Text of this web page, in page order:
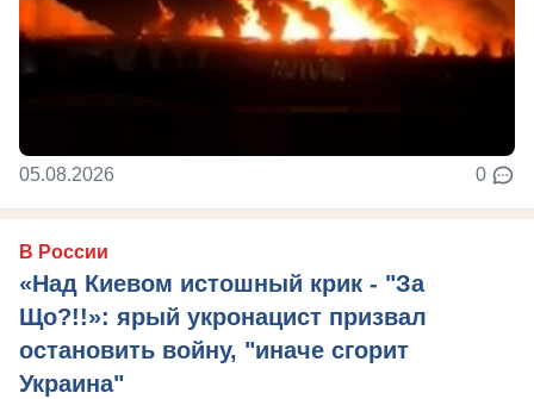
05.08.2026 0
В России
«Над Киевом истошный крик - "За
Що?!!»: ярый укронацист призвал
остановить войну, "иначе сгорит
Украина"